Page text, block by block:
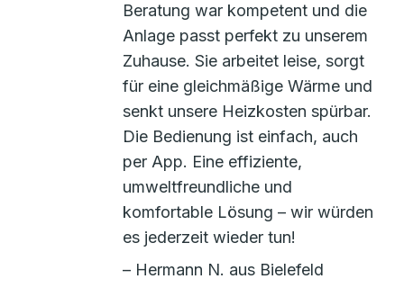
Beratung war kompetent und die
Anlage passt perfekt zu unserem
Zuhause. Sie arbeitet leise, sorgt
für eine gleichmäßige Wärme und
senkt unsere Heizkosten spürbar.
Die Bedienung ist einfach, auch
per App. Eine effiziente,
umweltfreundliche und
komfortable Lösung – wir würden
es jederzeit wieder tun!
– Hermann N. aus Bielefeld